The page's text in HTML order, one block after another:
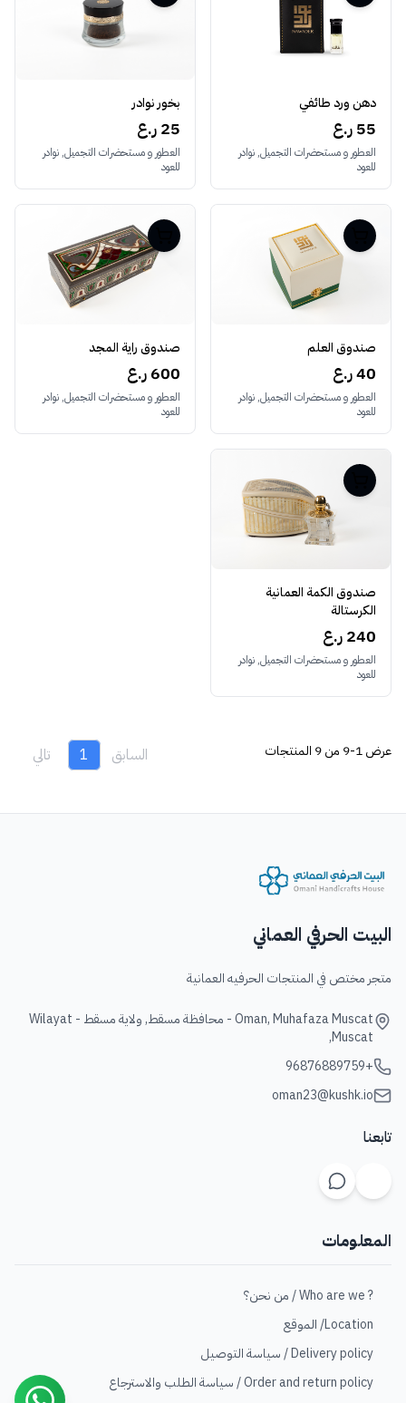
دهن ورد طائفي
55 ر.ع
العطور و مستحضرات التجميل, نوادر
للعود
بخور نوادر
25 ر.ع
العطور و مستحضرات التجميل, نوادر
للعود
صندوق العلم
40 ر.ع
العطور و مستحضرات التجميل, نوادر
للعود
صندوق راية المجد
600 ر.ع
العطور و مستحضرات التجميل, نوادر
للعود
صندوق الكمة العمانية
الكرستالة
240 ر.ع
العطور و مستحضرات التجميل, نوادر
للعود
عرض1-9 من 9 المنتجات السابق 1 تالي
البيت الحرفي العماني
متجر مختص في المنتجات الحرفيه العمانية
Oman, Muhafaza Muscat - محافظة مسقط, ولاية مسقط - Wilayat
Muscat,
+96876889759
oman23@kushk.io
تابعنا
المعلومات
? Who are we / من نحن؟
Location/ الموقع
Delivery policy / سياسة التوصيل
Order and return policy / سياسة الطلب والاسترجاع